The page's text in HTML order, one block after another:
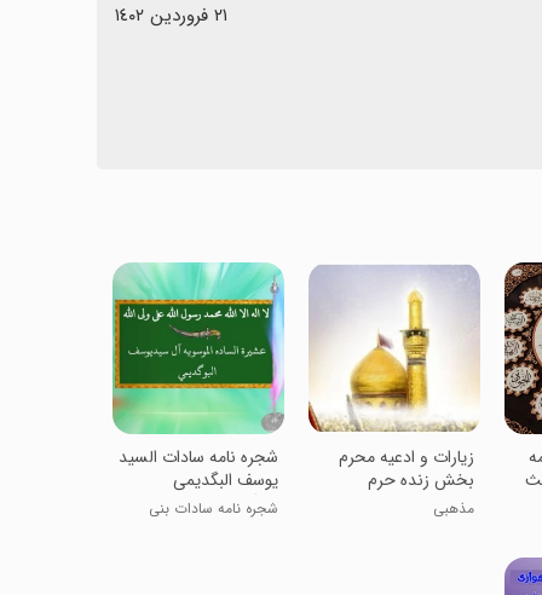
٢١ فروردین ١٤٠٢
زیارات و ادعیه محرم
بخش زنده حرم
مذهبی
‏‏شجره نامه سادات السید
یوسف البگدیمی
البوگدیمی
شجره نامه سادات بنی